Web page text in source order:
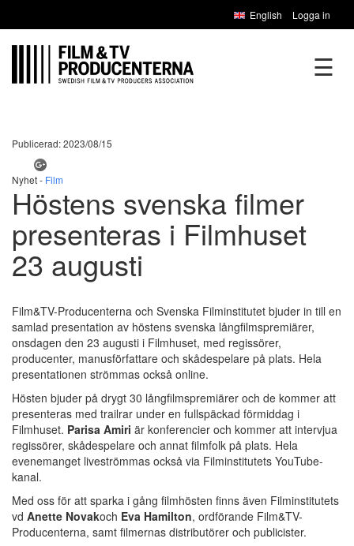
English Logga in
☰
Publicerad: 2023/08/15
Nyhet - Film
Höstens svenska filmer
presenteras i Filmhuset
23 augusti
Film&TV-Producenterna och Svenska Filminstitutet bjuder in till en
samlad presentation av höstens svenska långfilmspremiärer,
onsdagen den 23 augusti i Filmhuset, med regissörer,
producenter, manusförfattare och skådespelare på plats. Hela
presentationen strömmas också online.
Hösten bjuder på drygt 30 långfilmspremiärer och de kommer att
presenteras med trailrar under en fullspäckad förmiddag i
Filmhuset. Parisa Amiri är konferencier och kommer att intervjua
regissörer, skådespelare och annat filmfolk på plats. Hela
evenemanget liveströmmas också via Filminstitutets YouTube-
kanal.
Med oss för att sparka i gång filmhösten finns även Filminstitutets
vd Anette Novakoch Eva Hamilton, ordförande Film&TV-
Producenterna, samt filmernas distributörer och publicister.